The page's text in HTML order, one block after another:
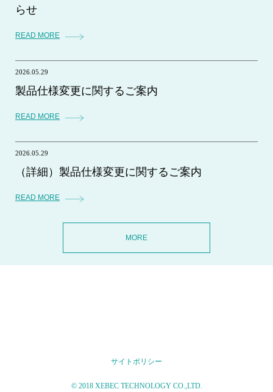
らせ
READ MORE
2026.05.29
製品仕様変更に関するご案内
READ MORE
2026.05.29
（詳細）製品仕様変更に関するご案内
READ MORE
MORE
サイトポリシー
© 2018 XEBEC TECHNOLOGY CO.,LTD.